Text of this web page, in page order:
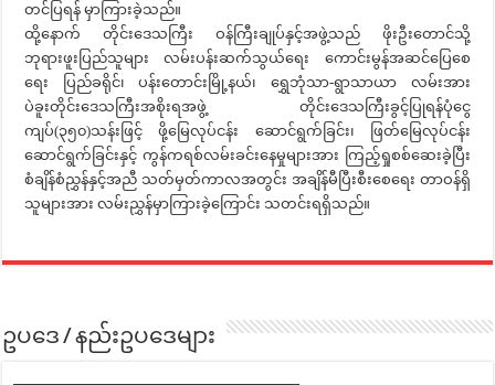
တင်ပြရန် မှာကြားခဲ့သည်။
ထို့နောက် တိုင်းဒေသကြီး ဝန်ကြီးချုပ်နှင့်အဖွဲ့သည် ဖိုးဦးတောင်သို့
ဘုရားဖူးပြည်သူများ လမ်းပန်းဆက်သွယ်ရေး ကောင်းမွန်အဆင်ပြေစေ
ရေး ပြည်ခရိုင်၊ ပန်းတောင်းမြို့နယ်၊ ရွှေဘုံသာ-ရွာသာယာ လမ်းအား
ပဲခူးတိုင်းဒေသကြီးအစိုးရအဖွဲ့ တိုင်းဒေသကြီးခွင့်ပြုရန်ပုံငွေ
ကျပ်(၃၅၀)သန်းဖြင့် ဖို့မြေလုပ်ငန်း ဆောင်ရွက်ခြင်း၊ ဖြတ်မြေလုပ်ငန်း
ဆောင်ရွက်ခြင်းနှင့် ကွန်ကရစ်လမ်းခင်းနေမှုများအား ကြည့်ရှုစစ်ဆေးခဲ့ပြီး
စံချိန်စံညွှန်နှင့်အညီ သတ်မှတ်ကာလအတွင်း အချိန်မီပြီးစီးစေရေး တာဝန်ရှိ
သူများအား လမ်းညွှန်မှာကြားခဲ့ကြောင်း သတင်းရရှိသည်။
ဥပဒေ / နည်းဥပဒေများ